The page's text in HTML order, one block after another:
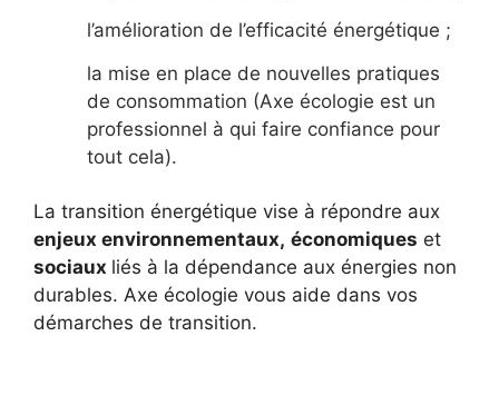
l’amélioration de l’efficacité énergétique ;
la mise en place de nouvelles pratiques
de consommation (Axe écologie est un
professionnel à qui faire confiance pour
tout cela).
La transition énergétique vise à répondre aux
enjeux environnementaux, économiques et
sociaux liés à la dépendance aux énergies non
durables. Axe écologie vous aide dans vos
démarches de transition.